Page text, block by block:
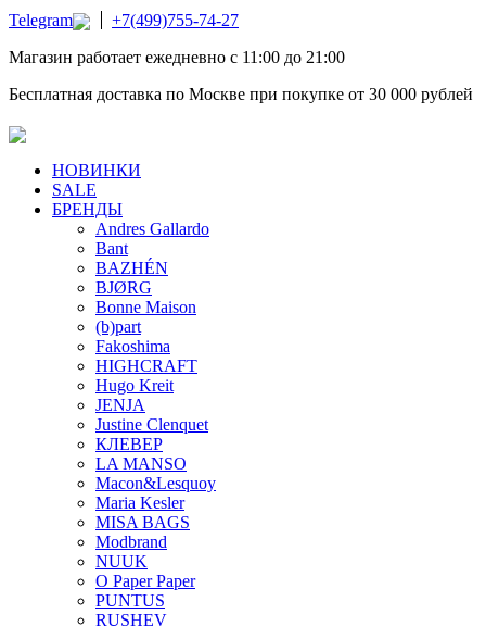
Telegram
+7(499)755-74-27
Магазин работает ежедневно с 11:00 до 21:00
Бесплатная доставка по Москве при покупке от 30 000 рублей
НОВИНКИ
SALE
БРЕНДЫ
Andres Gallardo
Bant
BAZHÉN
BJØRG
Bonne Maison
(b)part
Fakoshima
HIGHCRAFT
Hugo Kreit
JENJA
Justine Clenquet
КЛЕВЕР
LA MANSO
Macon&Lesquoy
Maria Kesler
MISA BAGS
Modbrand
NUUK
O Paper Paper
PUNTUS
RUSHEV